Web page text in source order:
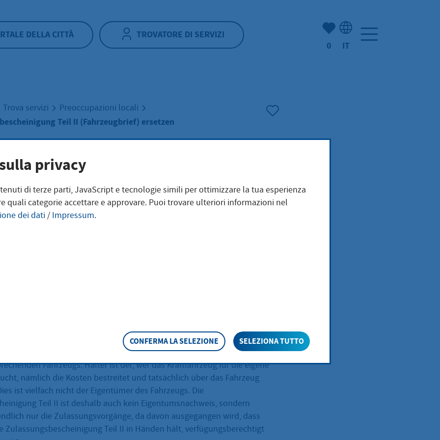
DELLA CITTÀ TROVATORE DI SERVIZI
(Mio) Hofheim:
0 IT
Trova servizi Preoccupazioni locali
Teil II (Fahrzeugbrief) ersetzen
(Fahrzeugbrief)
Teil II (Fahrzeugbrief) eingetragene Person ist der
Fahrzeugs. Halter ist der, wer das Kraftfahrzeug für die eigene
nämlich die Kosten bestreitet und tatsächlich über das Fahrzeug
ist vielfach nicht der Eigentümer des Fahrzeugs. Die
Teil II ist deshalb auch kein Eigentumsnachweis, sondern
nur die Zulassungsvorgänge, da davon ausgegangen wird, dass
Zulassungsbescheinigung Teil II in Händen hält, verfügungsberechtigt
privacy
di terze parti, JavaScript e tecnologie simili per ottimizzare la tua esperienza
quali categorie accettare e approvare. Puoi trovare ulteriori informazioni nel
dei dati / Impressum.
CONFERMA LA SELEZIONE SELEZIONA TUTTO